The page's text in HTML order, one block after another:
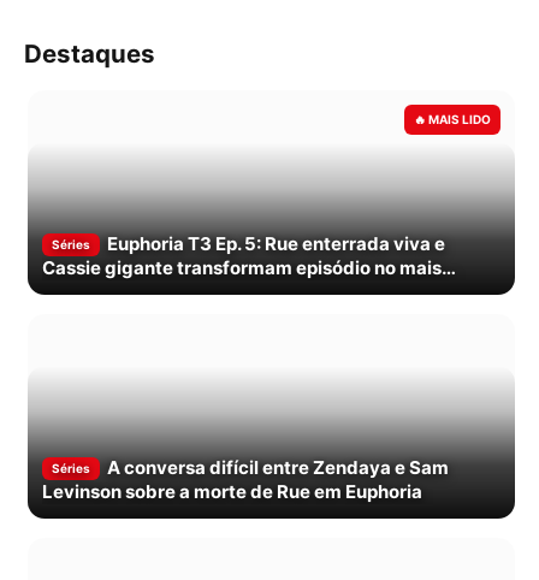
Destaques
Séries
Euphoria T3 Ep. 5: Rue enterrada viva e
Cassie gigante transformam episódio no mais
insano da série
Séries
A conversa difícil entre Zendaya e Sam
Levinson sobre a morte de Rue em Euphoria